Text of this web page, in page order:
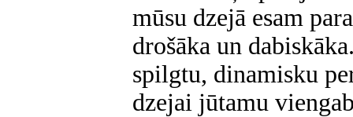
mūsu dzejā esam
drošāka un
spilgtu, dinamisku
dzejai jūtamu